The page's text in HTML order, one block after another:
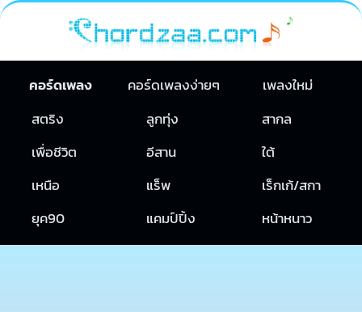
คอร์ดเพลง คอร์ดเพลงง่ายๆ
เพลงใหม่
สตริง
ลูกทุ่ง
สากล
เพื่อชีวิต
อีสาน
ใต้
เหนือ
แร็พ
เร็กเก้/สกา
ยุค90
แคมป์ปิ้ง หน้าหนาว